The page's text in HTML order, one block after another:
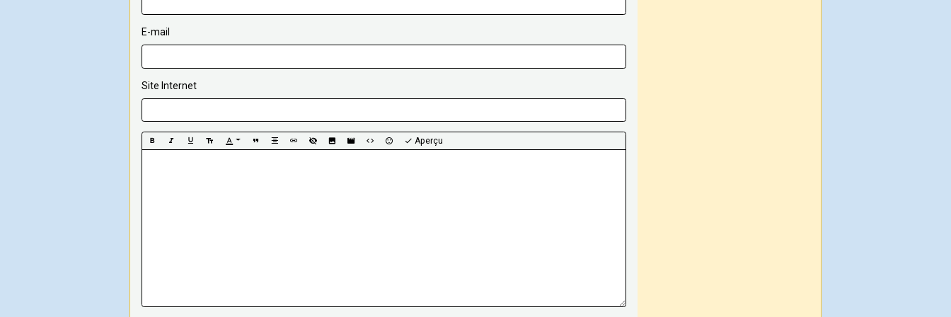
E-mail
Site Internet
Aperçu